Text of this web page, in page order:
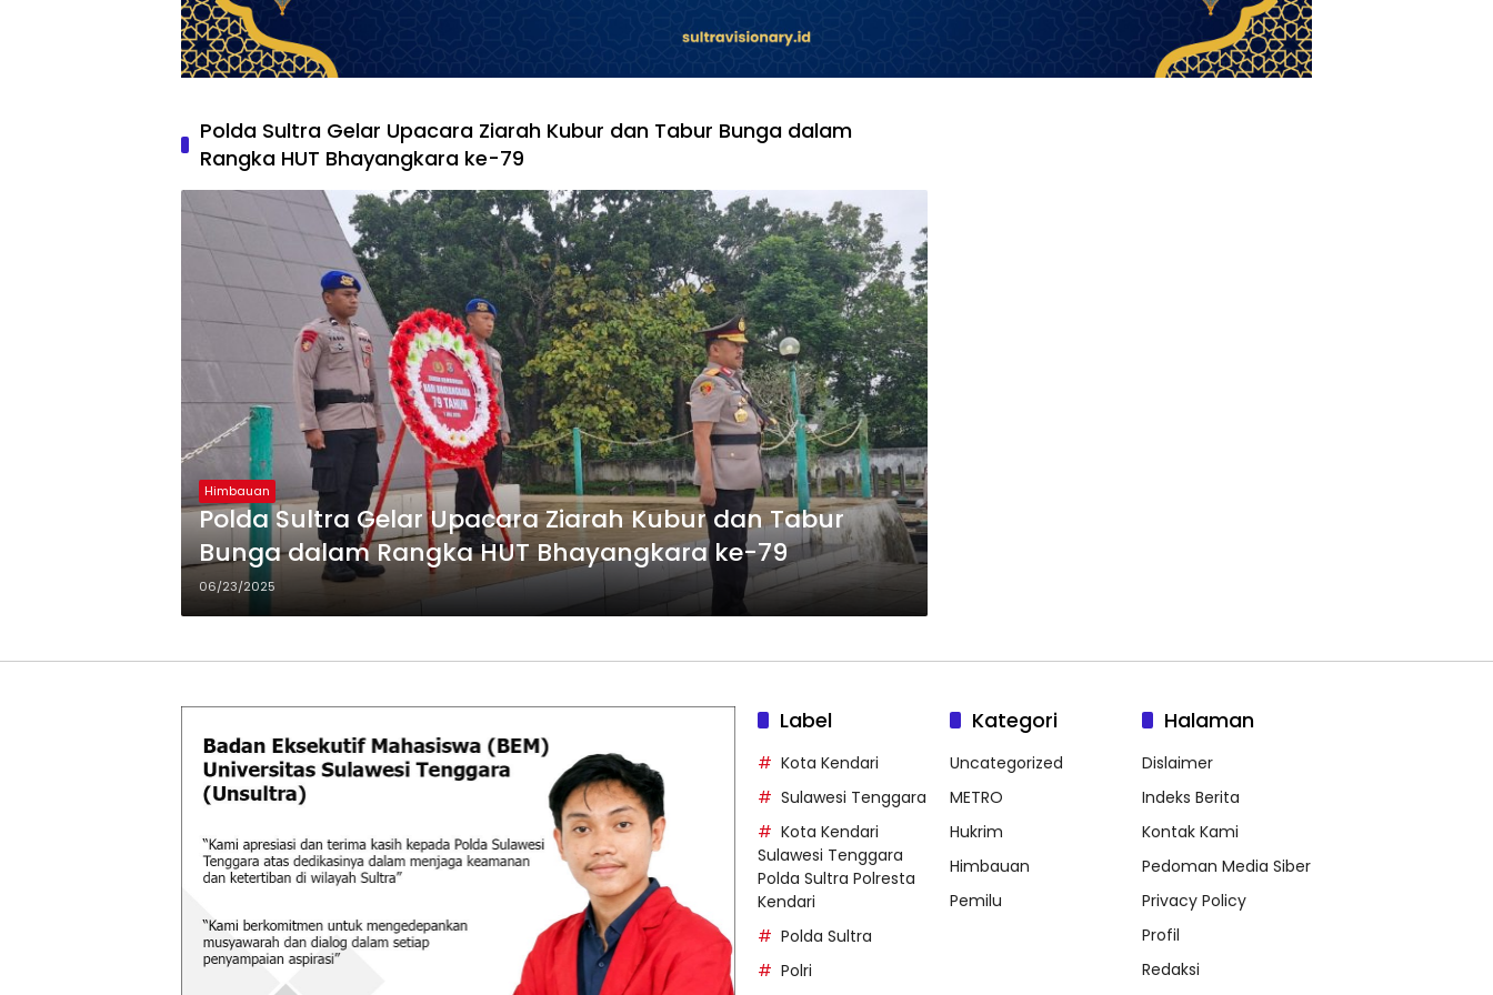
Polda Sultra Gelar Upacara Ziarah Kubur dan Tabur Bunga dalam
Rangka HUT Bhayangkara ke-79
Himbauan
Polda Sultra Gelar Upacara Ziarah Kubur dan Tabur
Bunga dalam Rangka HUT Bhayangkara ke-79
06/23/2025
Label
Kota Kendari
Sulawesi Tenggara
Kota Kendari
Sulawesi Tenggara
Polda Sultra Polresta
Kendari
Polda Sultra
Polri
Kategori
Uncategorized
METRO
Hukrim
Himbauan
Pemilu
Halaman
Dislaimer
Indeks Berita
Kontak Kami
Pedoman Media Siber
Privacy Policy
Profil
Redaksi